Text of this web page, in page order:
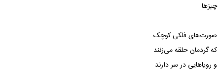
چیزها
صورت‌های فلکی کوچک
که گردمان حلقه می‌زنند
و رویاهایی در سر دارند